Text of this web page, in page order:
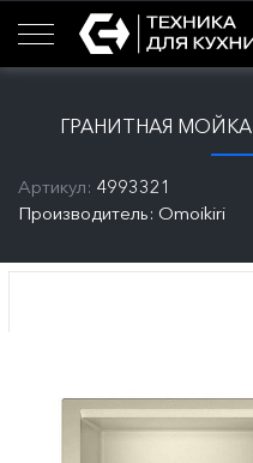
ГРАНИТНАЯ МОЙКА
Артикул: 4993321
Производитель: Omoikiri